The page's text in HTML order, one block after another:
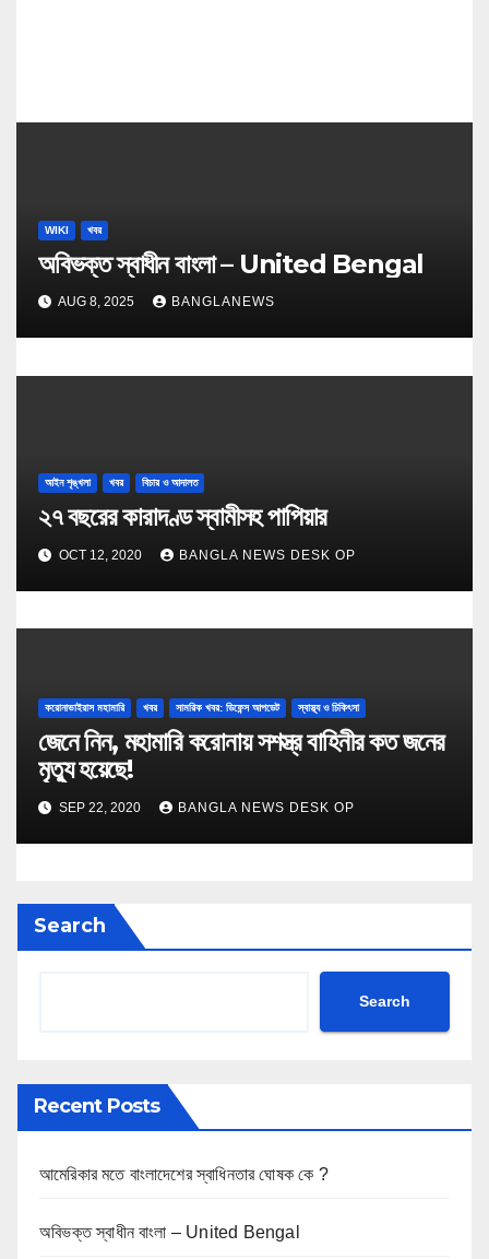
WIKI খবর
অবিভক্ত স্বাধীন বাংলা – United Bengal
AUG 8, 2025 BANGLANEWS
আইন শৃঙ্খলা খবর বিচার ও আদালত
২৭ বছরের কারাদণ্ড স্বামীসহ পাপিয়ার
OCT 12, 2020 BANGLA NEWS DESK OP
করোনাভাইরাস মহামারি খবর সামরিক খবর: ডিফেন্স আপডেট স্বাস্থ্য ও চিকিৎসা
জেনে নিন, মহামারি করোনায় সশস্ত্র বাহিনীর কত জনের
মৃত্যু হয়েছে!
SEP 22, 2020 BANGLA NEWS DESK OP
Search
Search
Recent Posts
আমেরিকার মতে বাংলাদেশের স্বাধিনতার ঘোষক কে ?
অবিভক্ত স্বাধীন বাংলা – United Bengal